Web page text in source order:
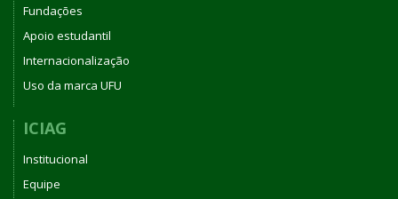
Fundações
Apoio estudantil
Internacionalização
Uso da marca UFU
ICIAG
Institucional
Equipe